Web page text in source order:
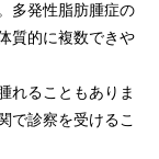
。多発性脂肪腫症の
質的に複数できや
れることもありま
で診察を受けるこ